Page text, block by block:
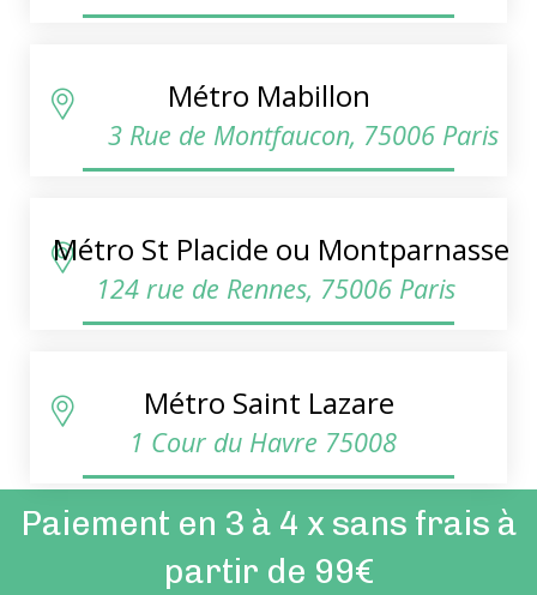
Métro Mabillon
3 Rue de Montfaucon, 75006 Paris
Métro St Placide ou Montparnasse
124 rue de Rennes, 75006 Paris
Métro Saint Lazare
1 Cour du Havre 75008
Paiement en 3 à 4 x sans frais à
partir de 99€